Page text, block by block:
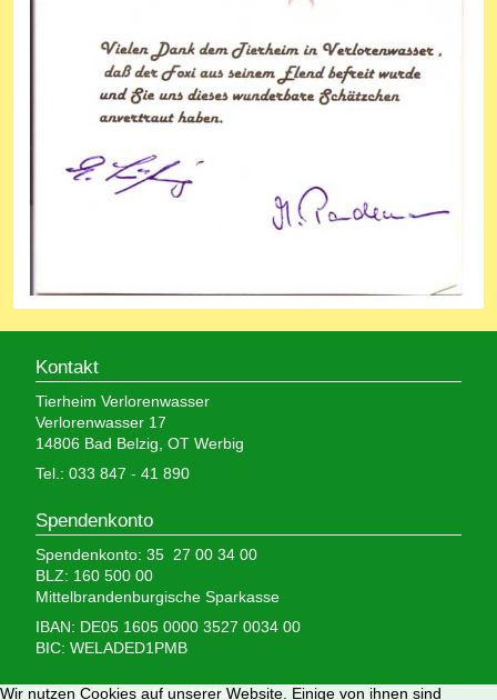
Kontakt
Tierheim Verlorenwasser
Verlorenwasser 17
14806 Bad Belzig, OT Werbig
Tel.: 033 847 - 41 890
Spendenkonto
Spendenkonto: 35 27 00 34 00
BLZ: 160 500 00
Mittelbrandenburgische Sparkasse
IBAN: DE05 1605 0000 3527 0034 00
BIC: WELADED1PMB
Wir brauchen Ihre Hilfe,
Wir nutzen Cookies auf unserer Website. Einige von ihnen sind